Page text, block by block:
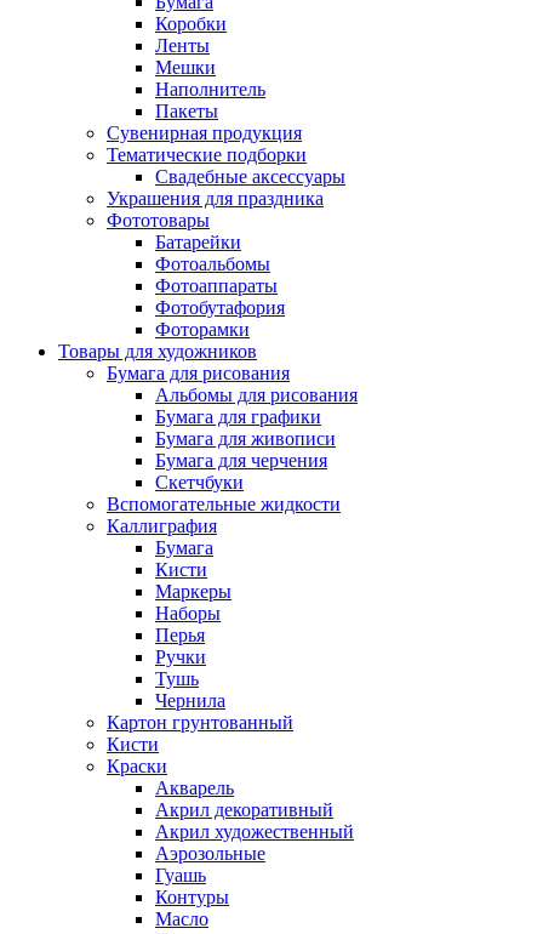
Коробки
Ленты
Мешки
Наполнитель
Пакеты
Сувенирная продукция
Тематические подборки
Свадебные аксессуары
Украшения для праздника
Фототовары
Батарейки
Фотоальбомы
Фотоаппараты
Фотобутафория
Фоторамки
Товары для художников
Бумага для рисования
Альбомы для рисования
Бумага для графики
Бумага для живописи
Бумага для черчения
Скетчбуки
Вспомогательные жидкости
Каллиграфия
Бумага
Кисти
Маркеры
Наборы
Перья
Ручки
Тушь
Чернила
Картон грунтованный
Кисти
Краски
Акварель
Акрил декоративный
Акрил художественный
Аэрозольные
Гуашь
Контуры
Масло